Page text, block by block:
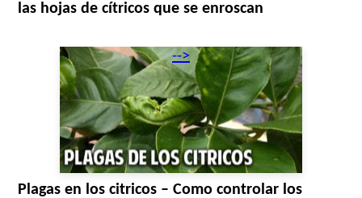
las hojas de cítricos que se enroscan
-->
Plagas en los citricos – Como controlar los